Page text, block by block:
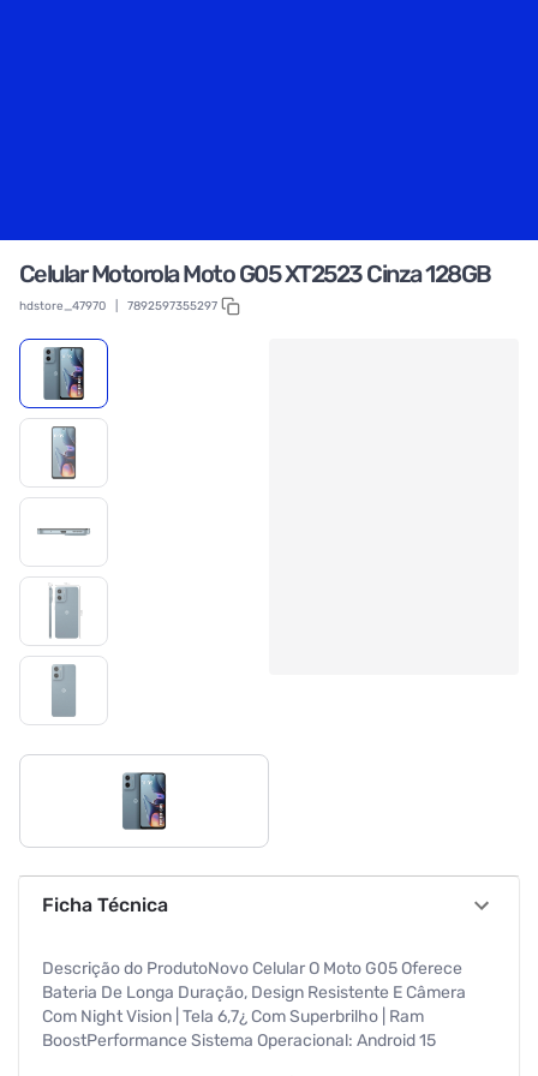
Celular Motorola Moto G05 XT2523 Cinza 128GB
hdstore_47970 7892597355297
Ficha Técnica
Descrição do ProdutoNovo Celular O Moto G05 Oferece
Bateria De Longa Duração, Design Resistente E Câmera
Com Night Vision | Tela 6,7¿ Com Superbrilho | Ram
BoostPerformance Sistema Operacional: Android 15